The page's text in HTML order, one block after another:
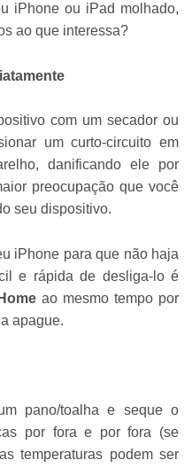
iPhone ou iPad molhado,
ao que interessa?
com um secador ou
um curto-circuito em
danificando ele por
preocupação que você
seu dispositivo.
iPhone para que não haja
e rápida de desliga-lo é
ao mesmo tempo por
apague.
pano/toalha e seque o
por fora e por fora (se
temperaturas podem ser